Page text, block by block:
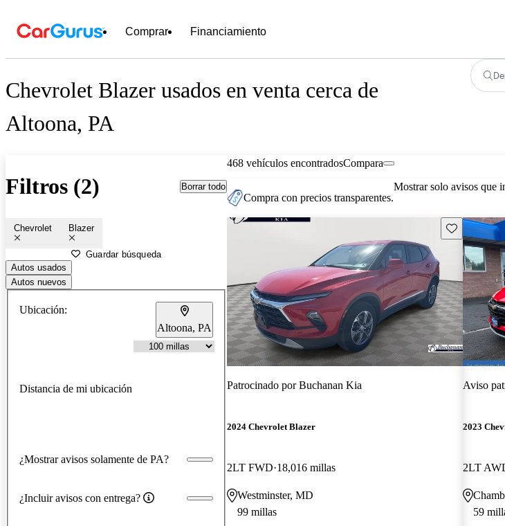
Comprar Financiamiento
Chevrolet Blazer usados en venta cerca de
Altoona, PA
Filtros (2) Borrar todo
Chevrolet Blazer
Guardar búsqueda
Autos usados
Autos nuevos
Ubicación:
Altoona, PA
Distancia de mi ubicación
¿Mostrar avisos solamente de PA?
¿Incluir avisos con entrega?
468 vehículos encontradosCompara
Compra con precios transparentes.
Mostrar solo avisos que
Guarda este
Patrocinado porBuchanan Kia
2024 Chevrolet Blazer
2LT FWD 18,016 millas
Westminster, MD
99 millas
Aviso
2023
2LT
59